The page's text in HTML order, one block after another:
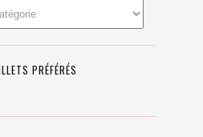
PRÉFÉRÉS